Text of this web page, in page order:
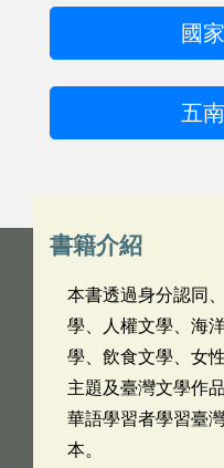
國
五
書籍介紹
本書透過身分認同
學、人權文學、海
學、飲食文學、女
主題及臺灣文學作
華語學習者學習臺
本。